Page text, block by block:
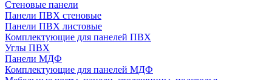
Стеновые панели
Панели ПВХ стеновые
Панели ПВХ листовые
Комплектующие для панелей ПВХ
Углы ПВХ
Панели МДФ
Комплектующие для панелей МДФ